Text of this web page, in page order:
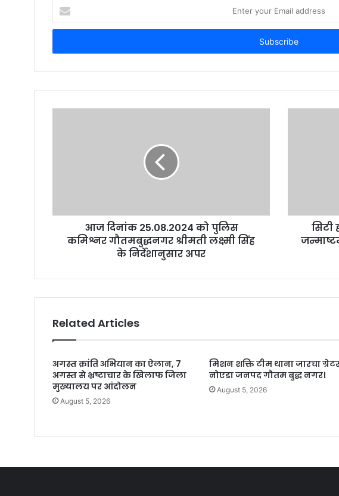
your
Email
आज दिनांक 25.08.2024 को पुलिस
कमिश्नर गौतमबुद्धनगर श्रीमती लक्ष्मी सिंह
के निर्देशानुसार अपर
सिटी
Related Articles
अगस्त क्रांति अभियान का ऐलान, 7
अगस्त से भ्रष्टाचार के खिलाफ जिला
मुख्यालय पर आंदोलन
August 5, 2026
मिशन शक्ति टीम थाना जारचा
नोएडा जनपद गौतम बुद्ध नगर।
August 5, 2026